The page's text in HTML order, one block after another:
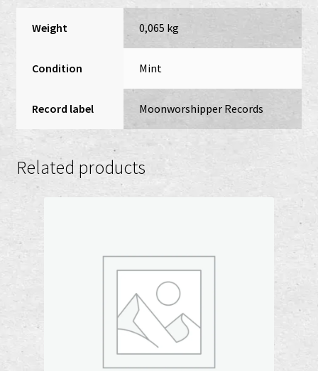
Weight 0,065 kg
Condition Mint
Record label Moonworshipper Records
Related products